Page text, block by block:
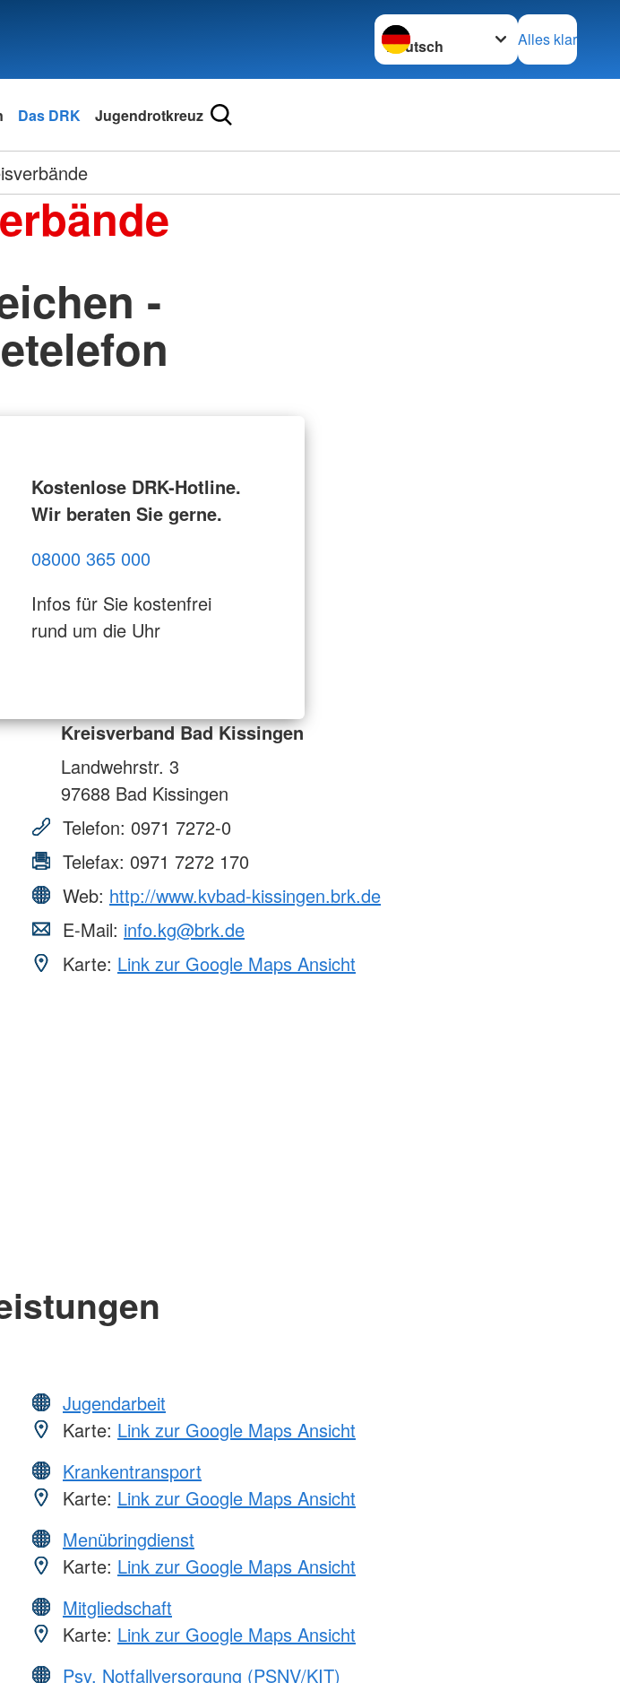
Sprache wechseln zu
Alles klar
Das DRK Jugendrotkreuz
-
Kostenlose DRK-Hotline.
Wir beraten Sie gerne.
08000 365 000
Infos für Sie kostenfrei
rund um die Uhr
Kreisverband Bad Kissingen
Landwehrstr. 3
97688 Bad Kissingen
Telefon: 0971 7272-0
Telefax: 0971 7272 170
Web: http://www.kvbad-kissingen.brk.de
E-Mail: info.kg@brk.de
Karte: Link zur Google Maps Ansicht
Jugendarbeit
Karte: Link zur Google Maps Ansicht
Krankentransport
Karte: Link zur Google Maps Ansicht
Menübringdienst
Karte: Link zur Google Maps Ansicht
Mitgliedschaft
Karte: Link zur Google Maps Ansicht
Psy. Notfallversorgung (PSNV/KIT)